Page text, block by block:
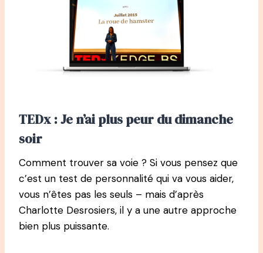
TEDx : Je n’ai plus peur du dimanche
soir
Comment trouver sa voie ? Si vous pensez que
c’est un test de personnalité qui va vous aider,
vous n’êtes pas les seuls – mais d’après
Charlotte Desrosiers, il y a une autre approche
bien plus puissante.